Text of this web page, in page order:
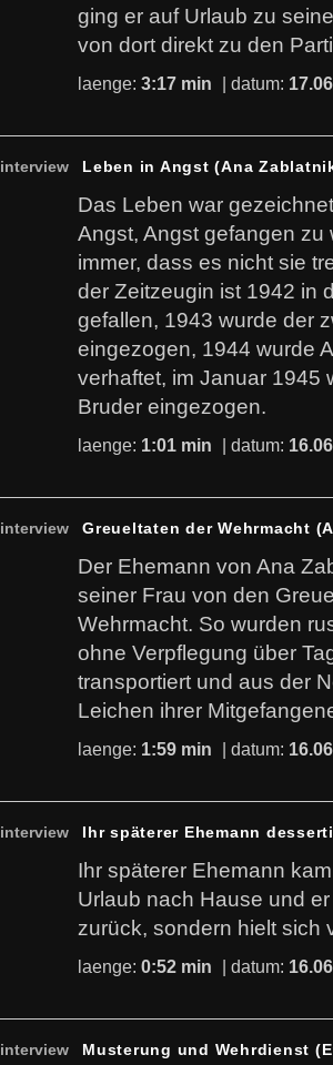
ging er auf Urlaub zu
von dort direkt zu den
laenge: 3:17 min | datum:
interview Leben in Angst (Ana
Das Leben war
Angst, Angst gefangen zu
immer, dass es nicht sie
der Zeitzeugin ist 1942 in
gefallen, 1943 wurde der
eingezogen, 1944 wurde
verhaftet, im Januar 1945
Bruder eingezogen.
laenge: 1:01 min | datum:
interview Greueltaten der Wehrmacht
Der Ehemann von Ana
seiner Frau von den
Wehrmacht. So wurden
ohne Verpflegung über
transportiert und aus der
Leichen ihrer
laenge: 1:59 min | datum:
interview Ihr späterer Ehemann
Ihr späterer Ehemann
Urlaub nach Hause und
zurück, sondern hielt sich
laenge: 0:52 min | datum:
interview Musterung und Wehrdienst